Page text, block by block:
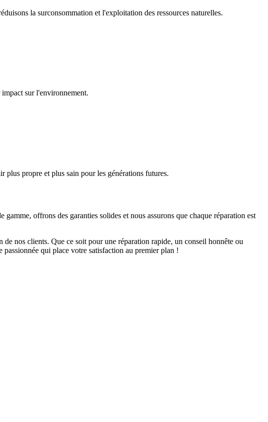
la surconsommation et l'exploitation des ressources naturelles.
sur l'environnement.
plus propre et plus sain pour les générations futures.
offrons des garanties solides et nous assurons que chaque réparation est
nos clients. Que ce soit pour une réparation rapide, un conseil honnête ou
qui place votre satisfaction au premier plan !